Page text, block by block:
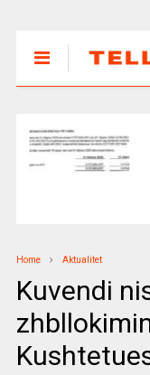
Home Aktualitet
Kuvendi